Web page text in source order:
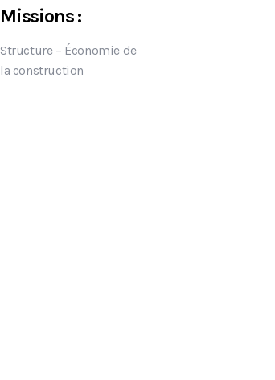
Missions :
Structure – Économie de
la construction